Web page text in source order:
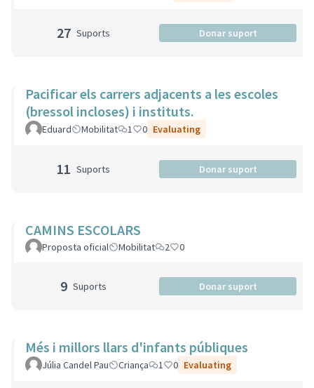
27 Suports Donar suport
Pacificar els carrers adjacents a les escoles
(bressol incloses) i instituts.
Eduard Mobilitat 1 0 Evaluating
11 Suports Donar suport
CAMINS ESCOLARS
Proposta oficial Mobilitat 2 0
9 Suports Donar suport
Més i millors llars d'infants públiques
Júlia Candel Pau Criança 1 0 Evaluating